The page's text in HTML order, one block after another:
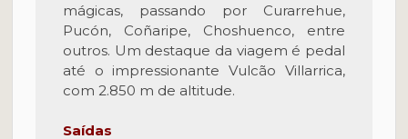
mágicas, passando por Curarrehue,
Pucón, Coñaripe, Choshuenco, entre
outros. Um destaque da viagem é pedal
até o impressionante Vulcão Villarrica,
com 2.850 m de altitude.
Saídas